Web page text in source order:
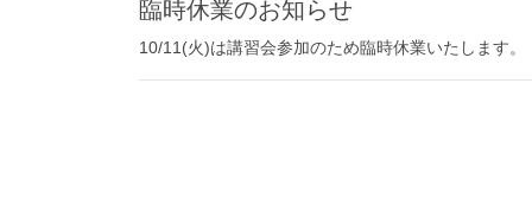
臨時休業のお知らせ
10/11(火)は講習会参加のため臨時休業いたします。